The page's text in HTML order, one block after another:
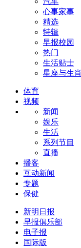
心事家事
精选
特辑
早报校园
热门
生活贴士
星座与生肖
体育
视频
新闻
娱乐
生活
系列节目
直播
播客
互动新闻
专题
保健
新明日报
早报俱乐部
电子报
国际版